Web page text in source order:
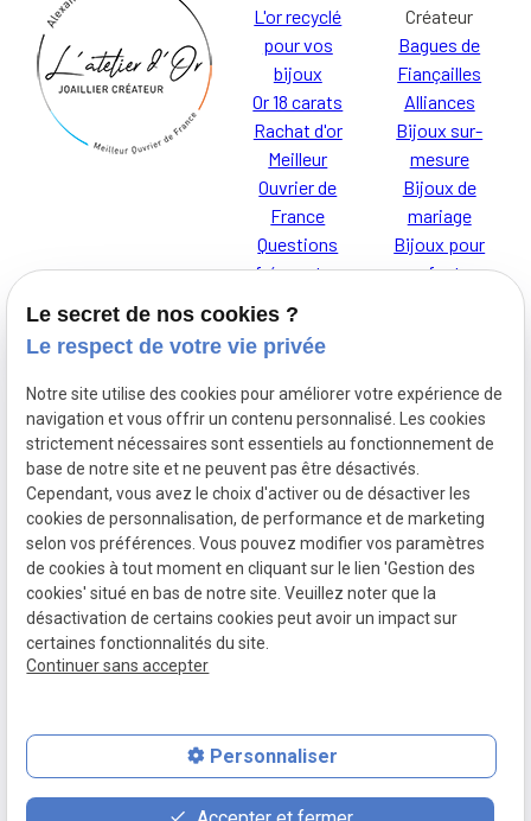
L'or recyclé
pour vos
bijoux
Or 18 carats
Rachat d'or
Meilleur
Ouvrier de
France
Questions
fréquentes
Créateur
Bagues de
Fiançailles
Alliances
Bijoux sur-
mesure
Bijoux de
mariage
Bijoux pour
enfants
Je t'AdOR
L'Atelier d'Or,
découvrez nos
bijoux pour
enfants
Mentions
légales
Politique de
confidentialité
Gestion des
place contact_page phone
Le secret de nos cookies ?
Le respect de votre vie privée
Notre site utilise des cookies pour améliorer votre expérience de
navigation et vous offrir un contenu personnalisé. Les cookies
strictement nécessaires sont essentiels au fonctionnement de
base de notre site et ne peuvent pas être désactivés.
Cependant, vous avez le choix d'activer ou de désactiver les
cookies de personnalisation, de performance et de marketing
selon vos préférences. Vous pouvez modifier vos paramètres
de cookies à tout moment en cliquant sur le lien 'Gestion des
cookies' situé en bas de notre site. Veuillez noter que la
désactivation de certains cookies peut avoir un impact sur
certaines fonctionnalités du site.
Continuer sans accepter
Personnaliser